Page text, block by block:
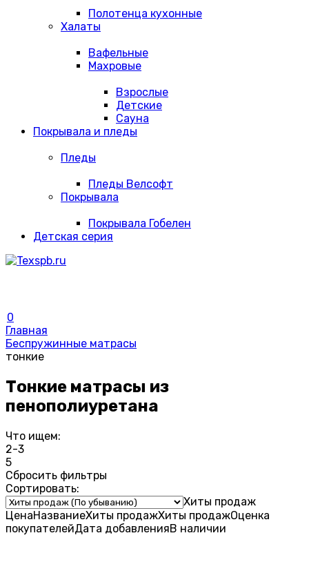
Полотенца кухонные
Халаты
Вафельные
Махровые
Взрослые
Детские
Сауна
Покрывала и пледы
Пледы
Пледы Велсофт
Покрывала
Покрывала Гобелен
Детская серия
0
Главная
Беспружинные матрасы
тонкие
Тонкие матрасы из
пенополиуретана
Что ищем:
2-3
5
Сбросить фильтры
Сортировать:
Хиты продаж
ЦенаНазваниеХиты продажХиты продажОценка
покупателейДата добавленияВ наличии